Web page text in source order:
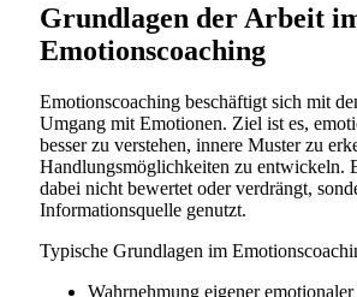
Grundlagen der Arbeit
Emotionscoaching
Emotionscoaching beschäftigt sich mit
Umgang mit Emotionen. Ziel ist es,
besser zu verstehen, innere Muster zu
Handlungsmöglichkeiten zu entwickeln.
dabei nicht bewertet oder verdrängt,
Informationsquelle genutzt.
Typische Grundlagen im
Wahrnehmung eigener